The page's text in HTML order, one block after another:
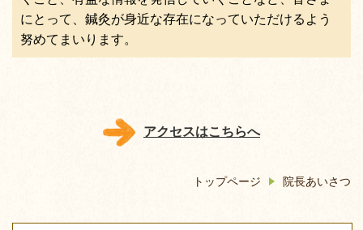
にとって、鍼灸が身近な存在になっていただけるよう
努めてまいります。
アクセスはこちらへ
トップページ 院長あいさつ